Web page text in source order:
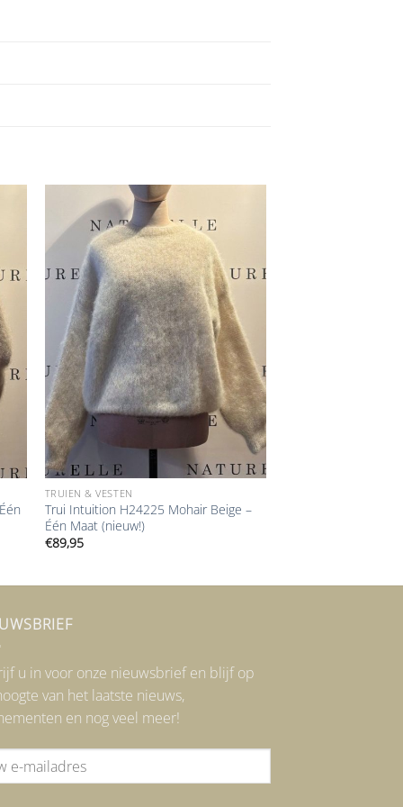
Toevoegen
verlanglijst
TRUIEN & VESTEN
Trui Intuition H24225 Mohair Beige –
Één Maat (nieuw!)
€89,95
u in voor onze nieuwsbrief en blijf op
van het laatste nieuws,
en nog veel meer!